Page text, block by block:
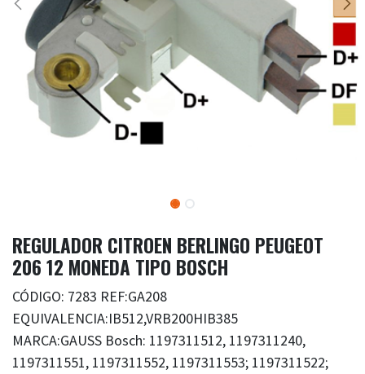
REGULADOR CITROEN BERLINGO PEUGEOT
206 12 MONEDA TIPO BOSCH
CÓDIGO: 7283 REF:GA208
EQUIVALENCIA:IB512,VRB200HIB385
MARCA:GAUSS Bosch: 1197311512, 1197311240,
1197311551, 1197311552, 1197311553; 1197311522;